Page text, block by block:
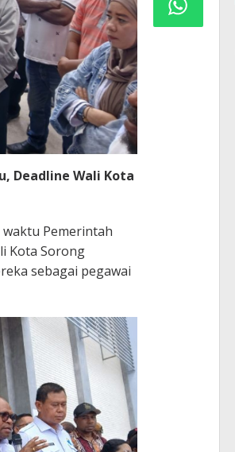
Deadline Wali Kota
waktu Pemerintah
Kota Sorong
sebagai pegawai